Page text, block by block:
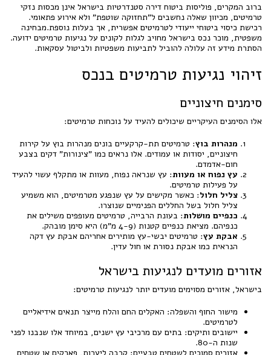
ברוב המקרים, פוליסות ביטוח דירה סטנדרטיות בישראל אינן מכסות נזקי
טרמיטים, מכיוון שאלה נחשבים ל"תחזוקה שוטפת" ולא אירוע פתאומי.
רכישת כיסוי ביטוחי ייעודי לטרמיטים אפשרית, אך בעלות נוספת.מבחינה
משפטית, מוכר נכס בישראל מחויב לגלות לקונים על נגיעות טרמיטים ידועה.
הסתרת מידע זה עלולה להוביל לתביעות משפטיות ולביטול עסקאות.
זיהוי נגיעות טרמיטים בנכס
סימנים חיצוניים
אלו הסימנים העיקריים שיכולים להעיד על נוכחות טרמיטים:
מנהרות בוץ: טרמיטים תת-קרקעיים בונים מנהרות בוץ על קירות
חיצוניים, יסודות או עמודים. אלו נראים כמו "צינורות" דקים בצבע
חום-אדמדם.
עץ נפוח או מעוות: עץ שנראה נפוח, מעוות או מתקלף עשוי להעיד
על פעילות טרמיטים.
צליל חלול: כאשר מקישים על עץ שנפגע מטרמיטים, הוא משמיע
צליל חלול בשל החללים הפנימיים שנוצרו.
כנפיים מושלות: בעונת הרבייה, טרמיטים מעופפים משילים את
כנפיהם. מציאת כנפיים קטנות (4-9 מ"מ) היא סימן מובהק.
אבקת עץ: טרמיטים יבשי-עץ מותירים אחריהם אבקת עץ דקה
הנראית כמו אבקת נסורת או חול עדין.
אזורים מועדים לנגיעות בישראל
בישראל, אזורים מסוימים מועדים יותר לנגיעות טרמיטים:
מישור החוף והשפלה: האקלים החם והלח מייצר תנאים אידיאליים
לטרמיטים.
יישובים ותיקים: בתים עם מרכיבי עץ ישנים, במיוחד אלו שנבנו לפני
שנות ה-80.